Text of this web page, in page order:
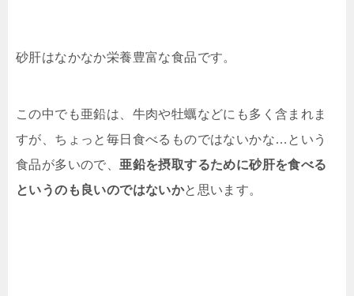
砂肝はなかなか栄養豊富な食品です。
この中でも亜鉛は、牛肉や牡蠣などにも多く含まれま
すが、ちょっと毎日食べるものではないかな…という
食品が多いので、亜鉛を摂取するために砂肝を食べる
というのも良いのではないかと思います。